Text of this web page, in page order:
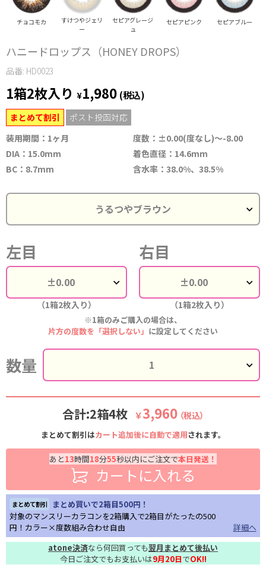
チョコモカ
すけつやジェリ
ー
セピアグレージ
ュ
セピアピンク セピアブルー
ハニードロップス（HONEY DROPS）
品番: HD0023
1箱2枚入り ¥1,980 (税込)
まとめて割引
ポスト投函対応
装用期間：1ヶ月
度数：±0.00(度なし)～-8.00
DIA：15.0mm
着色直径：14.6mm
BC：8.7mm
含水率：38.0%、38.5%
左目
（1箱2枚入り）
右目
（1箱2枚入り）
※1箱のみご購入の場合は、
片方の度数を「選択しない」 に設定してください
数量
合計:2箱4枚 ￥3,960 （税込）
まとめて割引はカート追加後に自動で適用されます。
あと13時間18分54秒以内にご注文で本日発送！
カートに入れる
まとめて割引
まとめ買いで2箱目500円！
対象のマンスリーカラコンを2箱購入で2箱目がたったの500
円！カラー×度数組み合わせ自由
詳細へ
atone決済なら何回買っても翌月まとめて後払い
今日ご注文でもお支払いは9月20日でOK!!